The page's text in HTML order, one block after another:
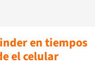
en tiempos
el celular